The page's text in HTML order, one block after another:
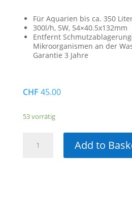
Für Aquarien bis ca. 350
300l/h, 5W, 54×40.5x132mm
Entfernt
Mikroorganismen an der
Garantie 3 Jahre
CHF 45.00
53 vorrätig
Skim
Add to